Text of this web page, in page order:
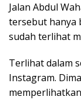
Jalan Abdul
tersebut hanya
sudah terlihat
Terlihat dalam
Instagram.